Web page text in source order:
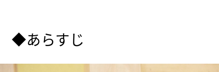
◆あらすじ